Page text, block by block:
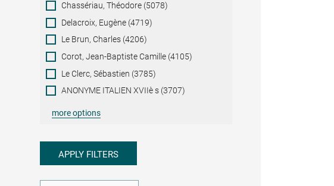
Chassériau, Théodore (5078)
Delacroix, Eugène (4719)
Le Brun, Charles (4206)
Corot, Jean-Baptiste Camille (4105)
Le Clerc, Sébastien (3785)
ANONYME ITALIEN XVIIè s (3707)
more options
APPLY FILTERS